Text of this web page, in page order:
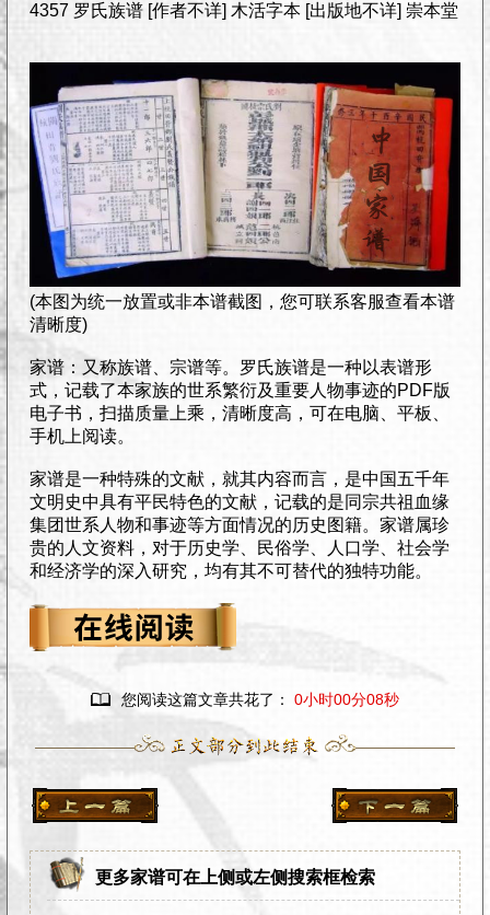
4357 罗氏族谱 [作者不详] 木活字本 [出版地不详] 崇本堂
(本图为统一放置或非本谱截图，您可联系客服查看本谱
清晰度)
家谱：又称族谱、宗谱等。罗氏族谱是一种以表谱形
式，记载了本家族的世系繁衍及重要人物事迹的PDF版
电子书，扫描质量上乘，清晰度高，可在电脑、平板、
手机上阅读。
家谱是一种特殊的文献，就其内容而言，是中国五千年
文明史中具有平民特色的文献，记载的是同宗共祖血缘
集团世系人物和事迹等方面情况的历史图籍。家谱属珍
贵的人文资料，对于历史学、民俗学、人口学、社会学
和经济学的深入研究，均有其不可替代的独特功能。
 您阅读这篇文章共花了： 0小时00分08秒
更多家谱可在上侧或左侧搜索框检索